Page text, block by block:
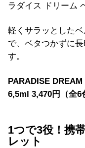
ラダイス ドリーム
軽くサラッとした
で、ベタつかずに
す。
PARADISE
6,5ml 3,470円（全6
1つで3役！携
レット